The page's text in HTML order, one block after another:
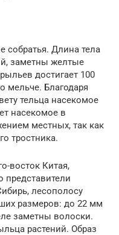
собратья. Длина тела
заметны желтые
достигает 100
мельче. Благодаря
тельца насекомое
насекомое в
местных, так как
тростника.
восток Китая,
лесополосу
размеров: до 22 мм
заметны волоски.
растений. Образ